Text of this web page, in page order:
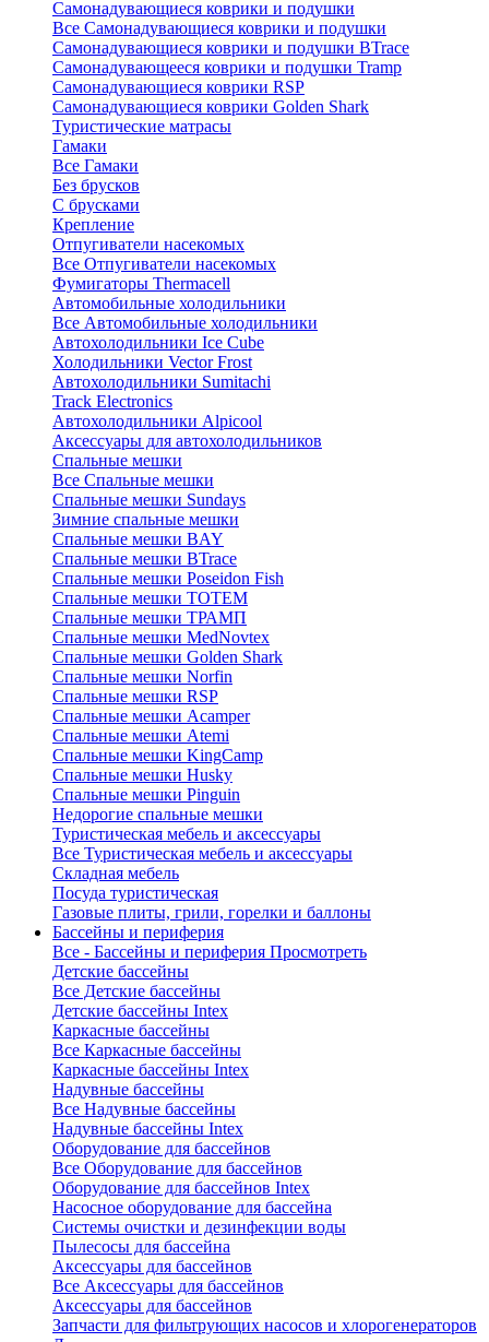
Самонадувающиеся коврики и подушки
Все Самонадувающиеся коврики и подушки
Самонадувающиеся коврики и подушки BTrace
Самонадувающееся коврики и подушки Tramp
Самонадувающиеся коврики RSP
Самонадувающиеся коврики Golden Shark
Туристические матрасы
Гамаки
Все Гамаки
Без брусков
С брусками
Крепление
Отпугиватели насекомых
Все Отпугиватели насекомых
Фумигаторы Thermacell
Автомобильные холодильники
Все Автомобильные холодильники
Автохолодильники Ice Cube
Холодильники Vector Frost
Автохолодильники Sumitachi
Track Electronics
Автохолодильники Alpicool
Аксессуары для автохолодильников
Спальные мешки
Все Спальные мешки
Спальные мешки Sundays
Зимние спальные мешки
Спальные мешки BAY
Спальные мешки BTrace
Спальные мешки Poseidon Fish
Спальные мешки ТОТЕМ
Спальные мешки ТРАМП
Cпальные мешки MedNovtex
Спальные мешки Golden Shark
Спальные мешки Norfin
Спальные мешки RSP
Спальные мешки Acamper
Спальные мешки Atemi
Спальные мешки KingCamp
Спальные мешки Husky
Спальные мешки Pinguin
Недорогие спальные мешки
Туристическая мебель и аксессуары
Все Туристическая мебель и аксессуары
Складная мебель
Посуда туристическая
Газовые плиты, грили, горелки и баллоны
Бассейны и периферия
Все - Бассейны и периферия Просмотреть
Детские бассейны
Все Детские бассейны
Детские бассейны Intex
Каркасные бассейны
Все Каркасные бассейны
Каркасные бассейны Intex
Надувные бассейны
Все Надувные бассейны
Надувные бассейны Intex
Оборудование для бассейнов
Все Оборудование для бассейнов
Оборудование для бассейнов Intex
Насосное оборудование для бассейна
Системы очистки и дезинфекции воды
Пылесосы для бассейна
Аксессуары для бассейнов
Все Аксессуары для бассейнов
Аксессуары для бассейнов
Запчасти для фильтрующих насосов и хлорогенераторов